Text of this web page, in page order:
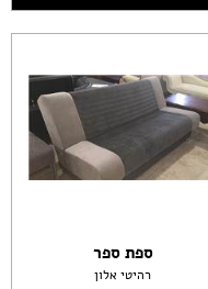
ספת ספר
רהיטי אלון